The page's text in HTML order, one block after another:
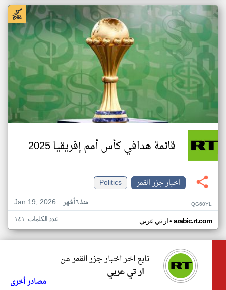
قائمة هدافي كأس أمم إفريقيا 2025
اخبار جزر القمر
Politics
Jan 19, 2026
منذ ٦ أشهر QG60YL
ار تي عربي• arabic.rt.com عدد الكلمات: ١٤١
تابع اخر اخبار جزر القمر من
ار تي عربي
مصادر أخرى